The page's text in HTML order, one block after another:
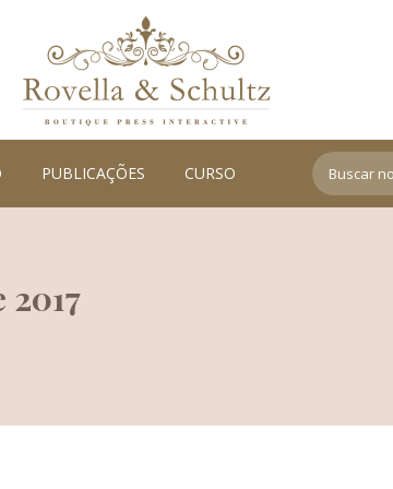
PUBLICAÇÕES CURSO
Search: